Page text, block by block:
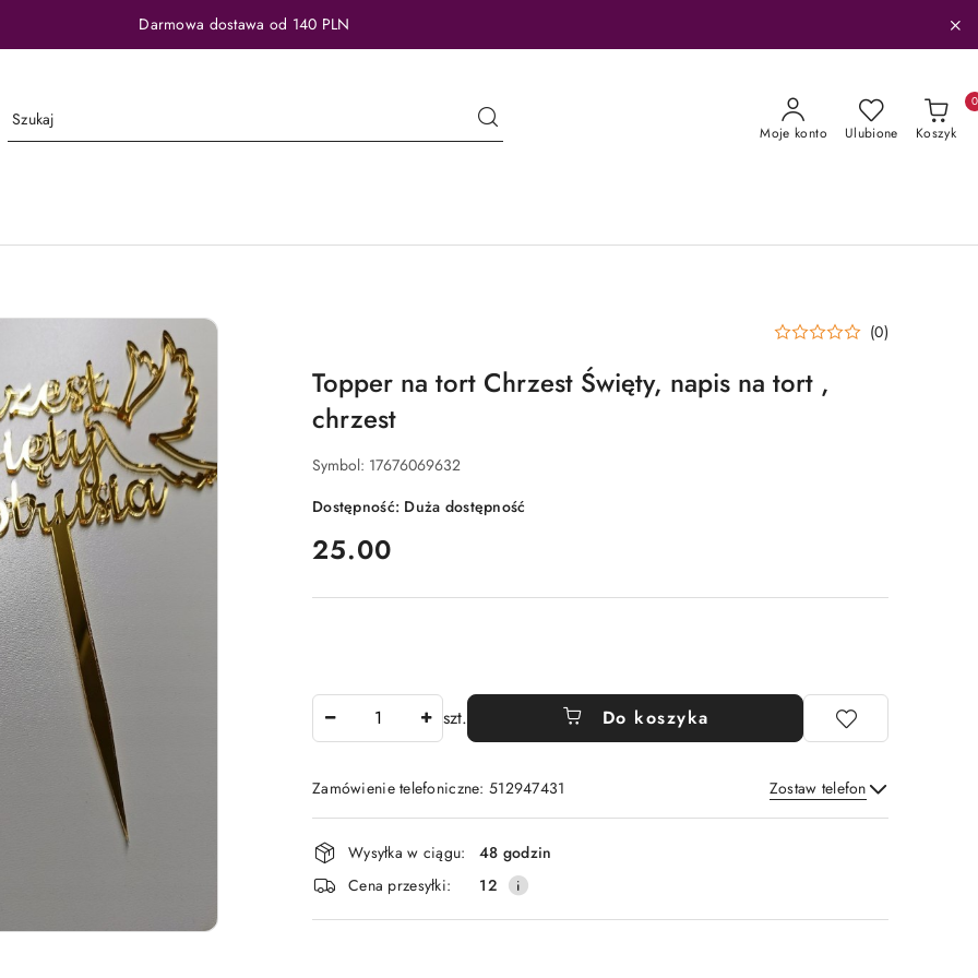
Darmowa dostawa od 140 PLN
Moje konto Ulubione Koszyk
0
(0)
Topper na tort Chrzest Święty, napis na tort ,
chrzest
Symbol: 17676069632
Dostępność: Duża dostępność
cena:
25.00
szt. Do koszyka
Zamówienie telefoniczne: 512947431 Zostaw telefon
Wyślij
Dostępność
i
dostawa
Wysyłka w ciągu:
48 godzin
Cena przesyłki:
12